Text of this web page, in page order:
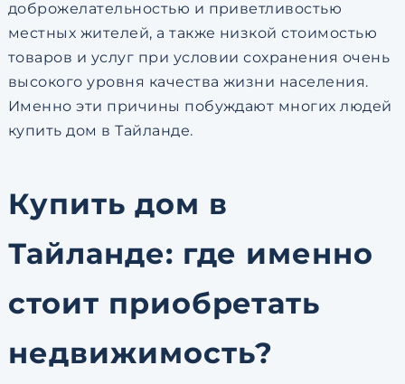
доброжелательностью и приветливостью
местных жителей, а также низкой стоимостью
товаров и услуг при условии сохранения очень
высокого уровня качества жизни населения.
Именно эти причины побуждают многих людей
купить дом в Тайланде.
Купить дом в
Тайланде: где именно
стоит приобретать
недвижимость?